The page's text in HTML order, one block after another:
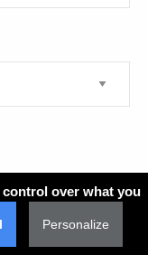
over what you
Personalize